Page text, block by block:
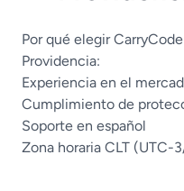
Por qué elegir
Providencia:
Experiencia en el
Cumplimiento de
Soporte en español
Zona horaria CLT (UTC-